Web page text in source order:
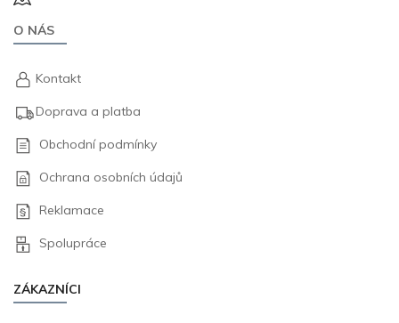
O NÁS
Kontakt
Doprava a platba
Obchodní podmínky
Ochrana osobních údajů
Reklamace
Spolupráce
ZÁKAZNÍCI